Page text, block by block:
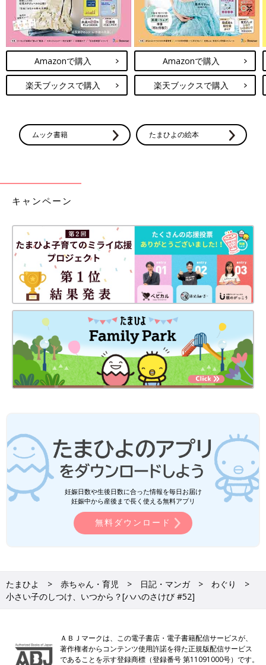
Amazonで購入
楽天ブックスで購入
Amazonで購入
楽天ブックスで購入
ムック書籍 たまひよの絵本
キャンペーン
妊娠日数や生後日数に合った情報を毎日お届け
妊娠中から産後まで長く使える無料アプリ
無料ダウンロード
たまひよ 赤ちゃん・育児 日記・マンガ
わぐり
小さい子のしつけ、いつから？[ハハのさけび #52]
ＡＢＪマークは、この電子書店・電子書籍配信サービスが、
著作権者からコンテンツ使用許諾を得た正規版配信サービス
であることを示す登録商標（登録番号 第11091000号）です。